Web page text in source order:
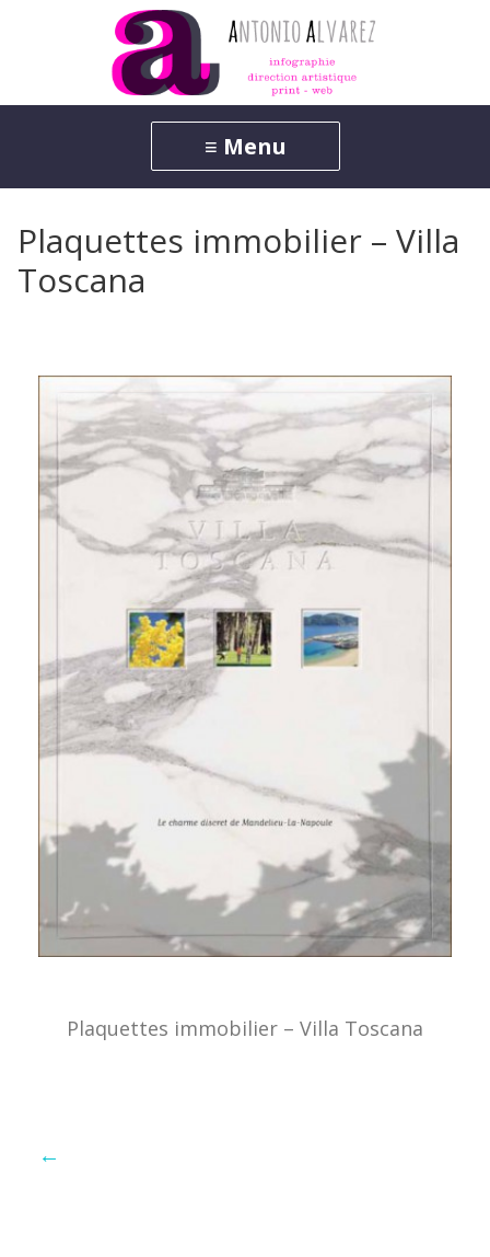
Plaquettes immobilier – Villa
Toscana
Plaquettes immobilier – Villa Toscana
←